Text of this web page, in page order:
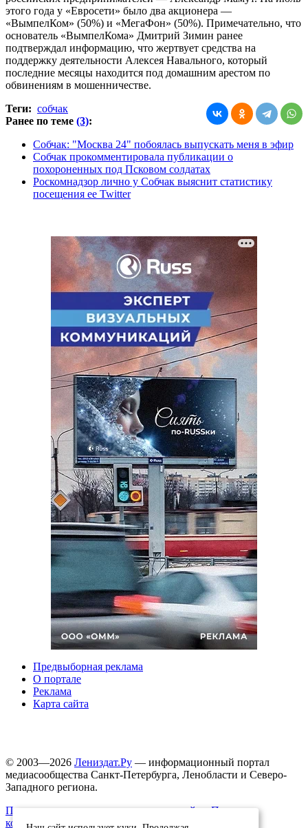
этого года у «Евросети» было два акционера —
«ВымпелКом» (50%) и «МегаФон» (50%). Примечательно, что
основатель «ВымпелКома» Дмитрий Зимин ранее
подтверждал информацию, что жертвует средства на
поддержку деятельности Алексея Навального, который
последние месяцы находится под домашним арестом по
обвинениям в мошенничестве.
Теги: собчак
Ранее по теме (3):
Собчак: "Москва 24" побоялась выпускать меня в эфир
Собчак прокомментировала публикации о
похороненных под Псковом солдатах
Роскомнадзор лично у Собчак выяснит статистику
посещения ее Twitter
Предвыборная реклама
О портале
Реклама
Карта сайта
© 2003—2026 Лениздат.Ру — информационный портал
медиасообщества Санкт-Петербурга, Ленобласти и Северо-
Западного региона.
Правила использования содержания сайта.
Политика
конфиденциальности.